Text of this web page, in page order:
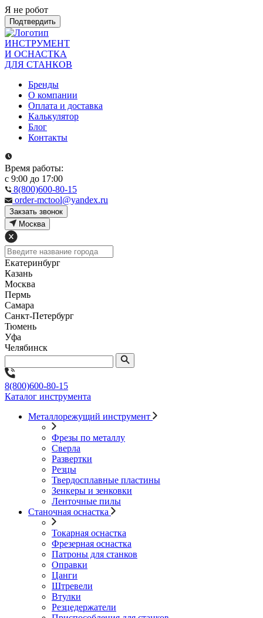
Я не робот
Подтвердить
ИНСТРУМЕНТ
И ОСНАСТКА
ДЛЯ СТАНКОВ
Бренды
О компании
Оплата и доставка
Калькулятор
Блог
Контакты
Время работы:
с 9:00 до 17:00
8(800)600-80-15
order-mctool@yandex.ru
Закзать звонок
Москва
Екатеринбург
Казань
Москва
Пермь
Самара
Санкт-Петербург
Тюмень
Уфа
Челябинск
8(800)600-80-15
Каталог инструмента
Металлорежущий инструмент
Фрезы по металлу
Сверла
Развертки
Резцы
Твердосплавные пластины
Зенкеры и зенковки
Ленточные пилы
Станочная оснастка
Токарная оснастка
Фрезерная оснастка
Патроны для станков
Оправки
Цанги
Штревели
Втулки
Резцедержатели